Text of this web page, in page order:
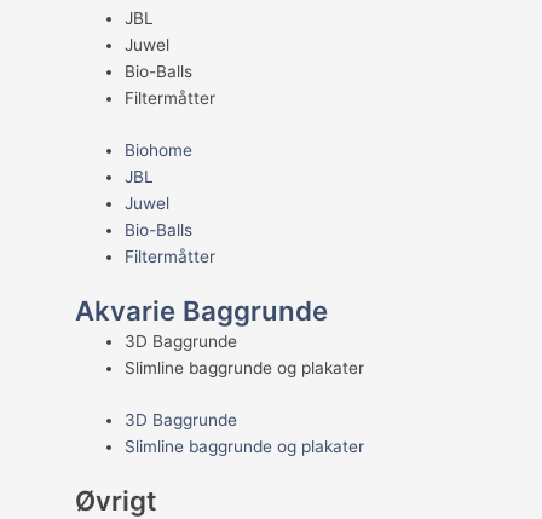
JBL
Juwel
Bio-Balls
Filtermåtter
Biohome
JBL
Juwel
Bio-Balls
Filtermåtter
Akvarie Baggrunde
3D Baggrunde
Slimline baggrunde og plakater
3D Baggrunde
Slimline baggrunde og plakater
Øvrigt